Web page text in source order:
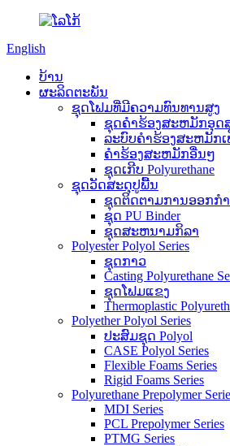
English
ບ້ານ
ຜະລິດຕະພັນ
ຊຸດໂຟມທີ່ມີຄວາມທົນທານສູງ
ຊຸດຄໍາຮ້ອງສະຫມັກອຸດ
ລະບົບຄໍາຮ້ອງສະຫມັກເ
ຄໍາຮ້ອງສະຫມັກອື່ນໆ
ຊຸດເກີບ Polyurethane
ຊຸດວັດສະດຸປູພື້ນ
ຊຸດຕິດຕາມການອອກກ
ຊຸດ PU Binder
ຊຸດສະຫນາມກິລາ
Polyester Polyol Series
ຊຸດກາວ
Casting Polyurethane
ຊຸດໂຟມແຂງ
Thermoplastic
Polyether Polyol Series
ປະສົມຊຸດ Polyol
CASE Polyol Series
Flexible Foams Series
Rigid Foams Series
Polyurethane Prepolymer
MDI Series
PCL Prepolymer Series
PTMG Series